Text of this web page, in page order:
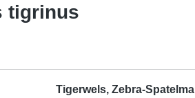
tigrinus
Tigerwels, Zebra-